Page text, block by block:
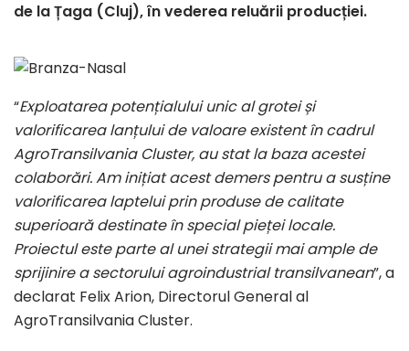
de la Țaga (Cluj), în vederea reluării producției.
“Exploatarea potențialului unic al grotei și
valorificarea lanțului de valoare existent în cadrul
AgroTransilvania Cluster, au stat la baza acestei
colaborări. Am inițiat acest demers pentru a susține
valorificarea laptelui prin produse de calitate
superioară destinate în special pieței locale.
Proiectul este parte al unei strategii mai ample de
sprijinire a sectorului agroindustrial transilvanean”, a
declarat Felix Arion, Directorul General al
AgroTransilvania Cluster.